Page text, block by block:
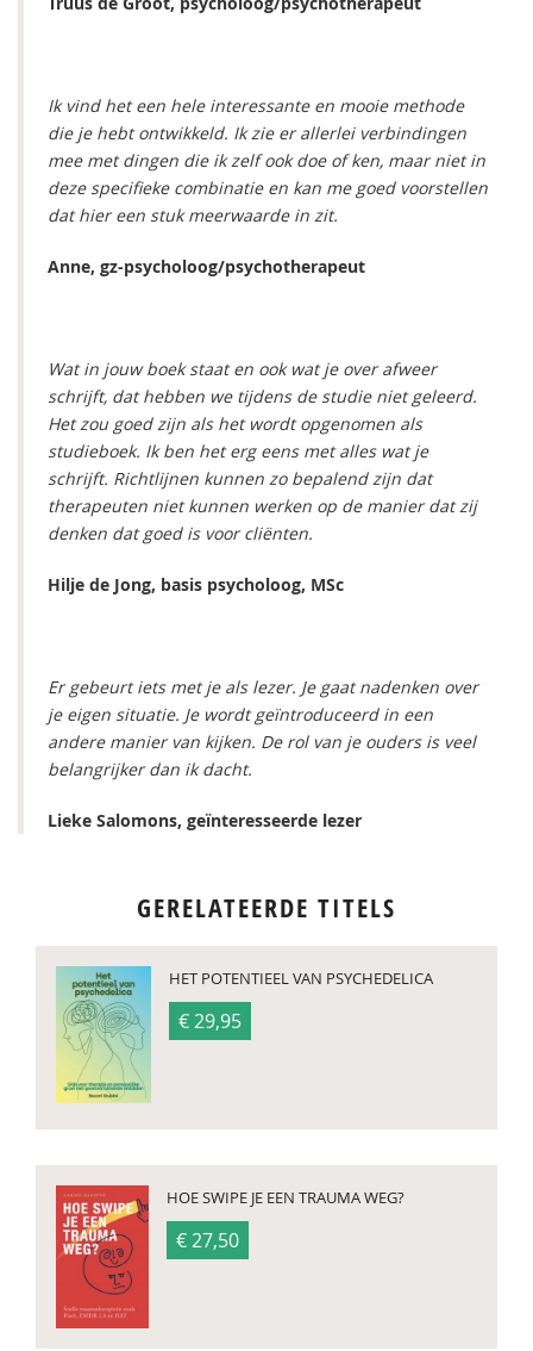
Ik vind het een hele interessante en mooie methode
die je hebt ontwikkeld. Ik zie er allerlei verbindingen
mee met dingen die ik zelf ook doe of ken, maar niet in
deze specifieke combinatie en kan me goed voorstellen
dat hier een stuk meerwaarde in zit.
Anne, gz-psycholoog/psychotherapeut
Wat in jouw boek staat en ook wat je over afweer
schrijft, dat hebben we tijdens de studie niet geleerd.
Het zou goed zijn als het wordt opgenomen als
studieboek. Ik ben het erg eens met alles wat je
schrijft. Richtlijnen kunnen zo bepalend zijn dat
therapeuten niet kunnen werken op de manier dat zij
denken dat goed is voor cliënten.
Hilje de Jong, basis psycholoog, MSc
Er gebeurt iets met je als lezer. Je gaat nadenken over
je eigen situatie. Je wordt geïntroduceerd in een
andere manier van kijken. De rol van je ouders is veel
belangrijker dan ik dacht.
Lieke Salomons, geïnteresseerde lezer
GERELATEERDE TITELS
HET POTENTIEEL VAN PSYCHEDELICA
€ 29,95
HOE SWIPE JE EEN TRAUMA WEG?
€ 27,50